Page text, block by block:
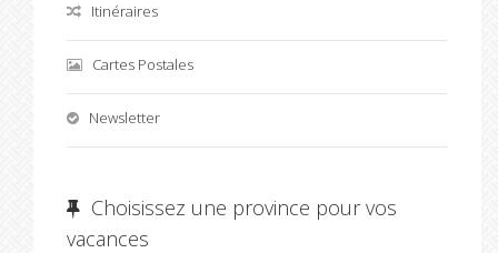
Itinéraires
Cartes Postales
Newsletter
Choisissez une province pour vos
vacances